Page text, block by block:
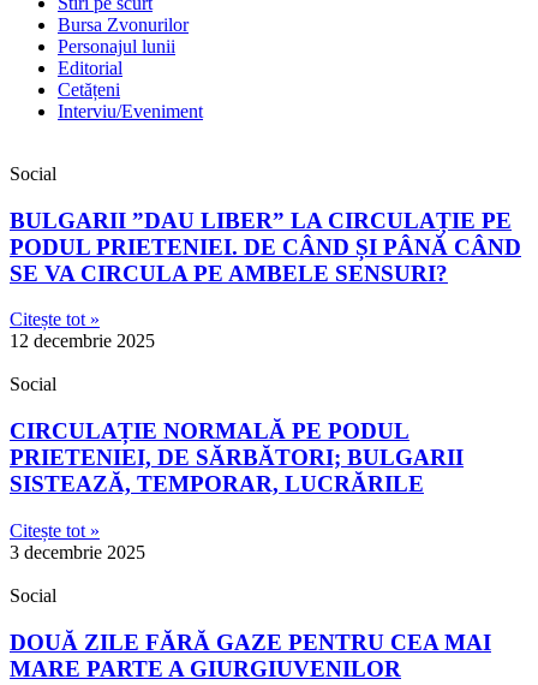
Bursa Zvonurilor
Personajul lunii
Editorial
Cetățeni
Interviu/Eveniment
Social
BULGARII ”DAU LIBER” LA CIRCULAȚIE PE
PODUL PRIETENIEI. DE CÂND ȘI PÂNĂ CÂND
SE VA CIRCULA PE AMBELE SENSURI?
Citește tot »
12 decembrie 2025
Social
CIRCULAȚIE NORMALĂ PE PODUL
PRIETENIEI, DE SĂRBĂTORI; BULGARII
SISTEAZĂ, TEMPORAR, LUCRĂRILE
Citește tot »
3 decembrie 2025
Social
DOUĂ ZILE FĂRĂ GAZE PENTRU CEA MAI
MARE PARTE A GIURGIUVENILOR